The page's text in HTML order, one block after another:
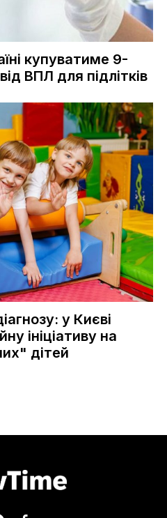
купуватиме 9-
ВПЛ для підлітків
у Києві
ініціативу на
дітей